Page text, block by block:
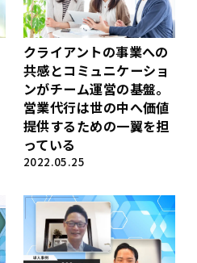
クライアントの事業への
共感とコミュニケーショ
ンがチーム運営の基盤。
営業代行は世の中へ価値
提供するための一翼を担
っている
2022.05.25